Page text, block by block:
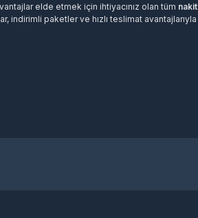
elde etmek için ihtiyacınız olan tüm
indirimli paketler ve hızlı teslimat